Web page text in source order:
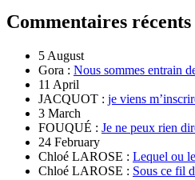
Commentaires récents
5 August
Gora : Nous sommes entrain
11 April
JACQUOT : je viens
3 March
FOUQUÉ : Je ne peux rien
24 February
Chloé LAROSE : Lequel ou
Chloé LAROSE : Sous ce fil